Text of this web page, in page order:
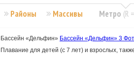
Районы Массивы Метро (R
Бассейн «Дельфин» Бассейн «Дельфин» 3
Плавание для детей (с 7 лет) и взрослых,